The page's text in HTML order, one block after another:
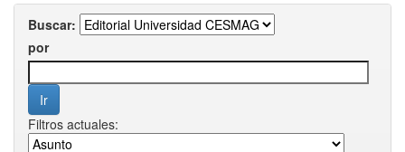
Buscar:
por
Filtros actuales: